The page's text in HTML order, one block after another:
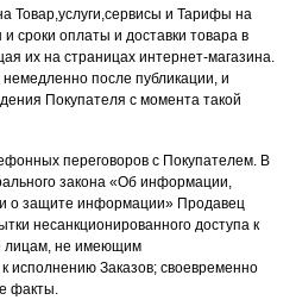
Товар,услуги,сервисы и Тарифы на
сроки оплаты и доставки товара в
их на страницах интернет-магазина.
после публикации, и
Покупателя с момента такой
переговоров с Покупателем. В
закона «Об информации,
о защите информации» Продавец
несанкционированного доступа к
лицам, не имеющим
исполнению Заказов; своевременно
факты.